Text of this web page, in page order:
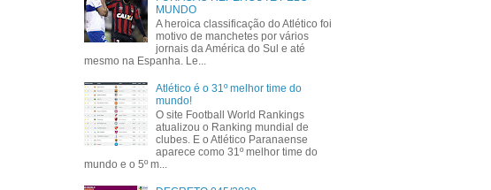
MUNDO
A heroica classificação do Atlético foi
motivo de manchetes por vários
jornais da América do Sul e até
mesmo na Espanha. Le...
Atlético é o 31º melhor time do
mundo!
O site Football World Rankings
atualizou o Ranking mundial de
clubes. E o Atlético Paranaense
aparece como 31º melhor time do
mundo e o 5º m...